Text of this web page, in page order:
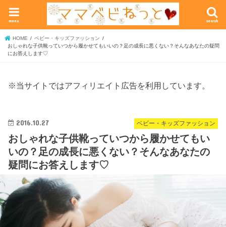
search
menu
HOME
ベビー・キッズファッション
おしゃれな子供靴っていつから履かせてもいいの？足の成長に悪くない？そんなあなたの疑問
にお答えします♡
※当サイトではアフィリエイト広告を利用しています。
ベビー・キッズファッション
2016.10.27
おしゃれな子供靴っていつから履かせてもい
いの？足の成長に悪くない？そんなあなたの
疑問にお答えします♡